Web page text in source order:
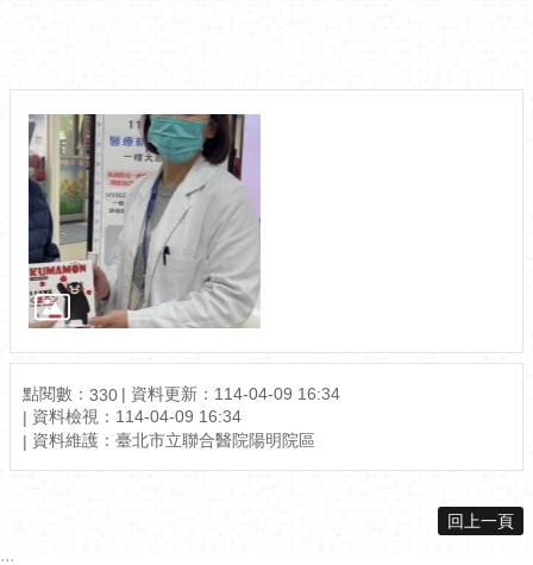
點閱數： 330
資料更新：114-04-09 16:34
資料檢視：114-04-09 16:34
資料維護：臺北市立聯合醫院陽明院區
回上一頁